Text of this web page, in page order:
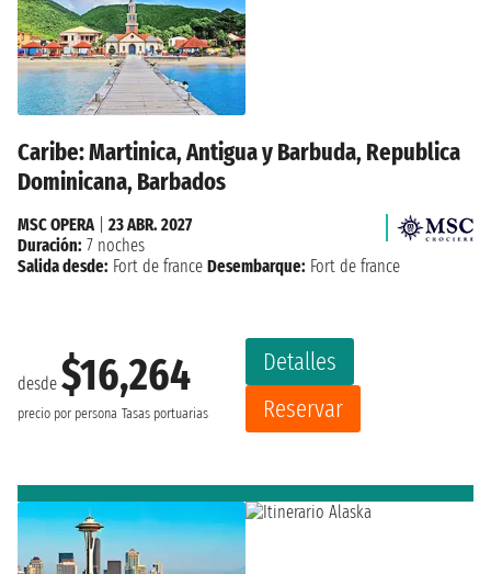
Caribe: Martinica, Antigua y Barbuda, Republica
Dominicana, Barbados
desde $16,264
precio por persona Tasas portuarias
Detalles
Reservar
MSC OPERA| 23 ABR. 2027
Duración: 7 noches
Salida desde: Fort de france Desembarque: Fort de france